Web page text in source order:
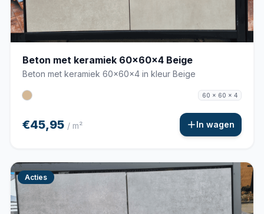
Beton met keramiek 60x60x4 Beige
Beton met keramiek 60x60x4 in kleur Beige
60 x 60 x 4
€45,95 / m² In wagen
Acties